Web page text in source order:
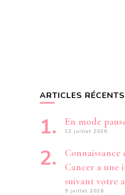
ARTICLES RÉCENTS
En mode
12 juillet 2026
Connaissance
Cancer a une
suivant votre
9 juillet 2026